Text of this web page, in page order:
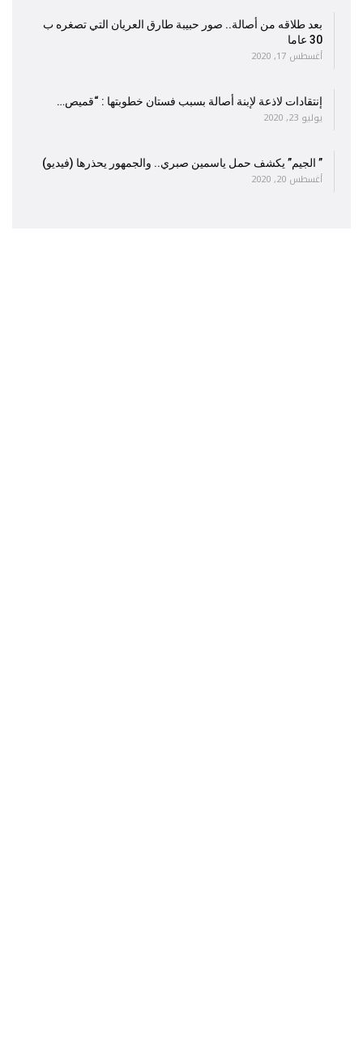
بعد طلاقه من أصالة.. صور حبيبة طارق العريان التي تصغره ب
30 عاما
أغسطس 17, 2020
إنتقادات لاذعة لإبنة أصالة بسبب فستان خطوبتها : “قميص…
يوليو 23, 2020
” الجيم” يكشف حمل ياسمين صبري.. والجمهور يحذرها (فيديو)
أغسطس 20, 2020